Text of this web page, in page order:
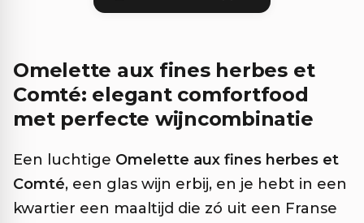
Omelette aux fines herbes et
Comté: elegant comfortfood
met perfecte wijncombinatie
Een luchtige Omelette aux fines herbes et
Comté, een glas wijn erbij, en je hebt in een
kwartier een maaltijd die zó uit een Franse